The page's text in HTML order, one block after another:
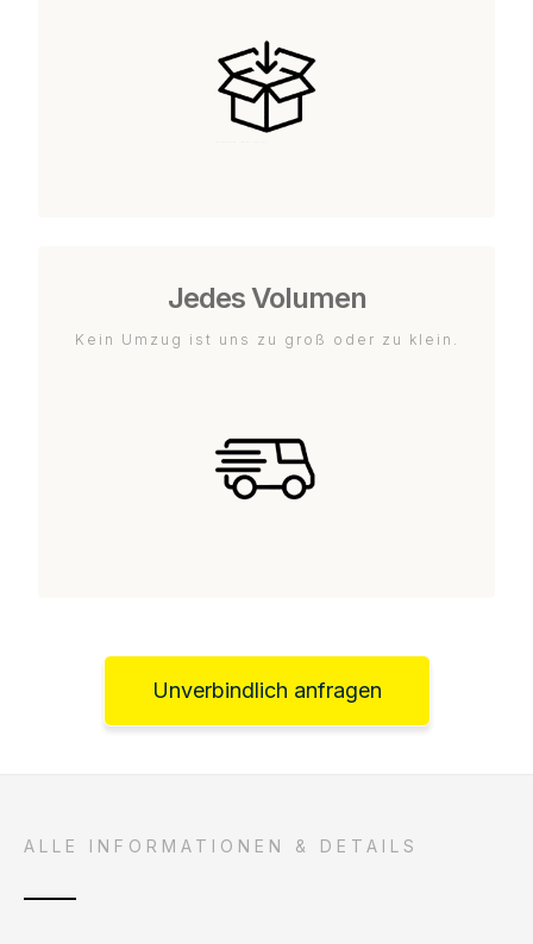
Jedes Volumen
Kein Umzug ist uns zu groß oder zu klein.
Unverbindlich anfragen
ALLE INFORMATIONEN & DETAILS